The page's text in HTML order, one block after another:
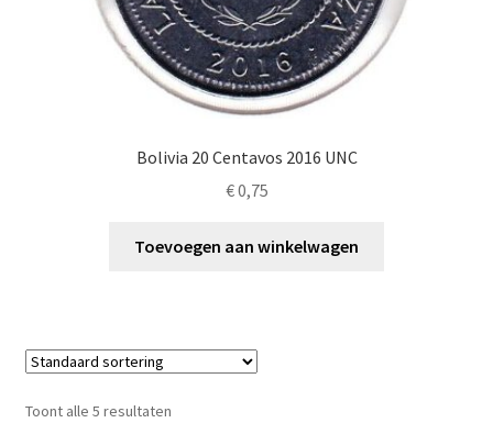
Bolivia 20 Centavos 2016 UNC
€0,75
Toevoegen aan winkelwagen
Toont alle 5 resultaten